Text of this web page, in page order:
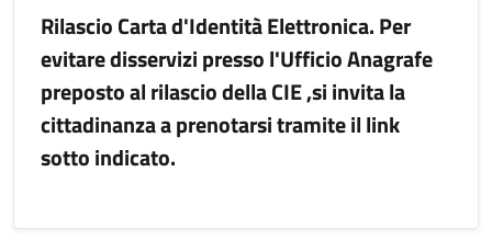
Rilascio Carta d'Identità Elettronica. Per
evitare disservizi presso l'Ufficio Anagrafe
preposto al rilascio della CIE ,si invita la
cittadinanza a prenotarsi tramite il link
sotto indicato.